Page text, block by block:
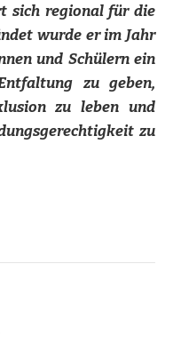
sich regional für die
wurde er im Jahr
und Schülern ein
zu geben,
zu leben und
zu